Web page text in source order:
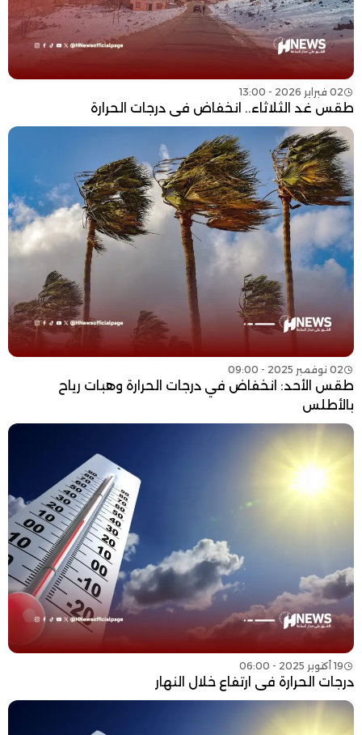
02 فبراير 2026 - 13:00
طقس غد الثلاثاء.. انخفاض في درجات الحرارة
02 نوفمبر 2025 - 09:00
طقس الأحد: انخفاض في درجات الحرارة وهبات رياح
بالأطلس
19 أكتوبر 2025 - 06:00
درجات الحرارة في ارتفاع خلال النهار